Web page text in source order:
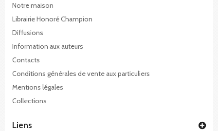
Notre maison
Librairie Honoré Champion
Diffusions
Information aux auteurs
Contacts
Conditions générales de vente aux particuliers
Mentions légales
Collections
Liens